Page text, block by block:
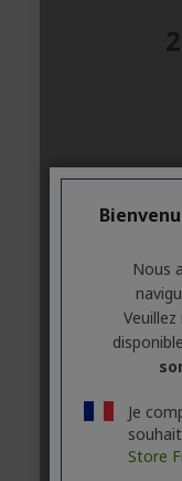
Nous
Je
Store